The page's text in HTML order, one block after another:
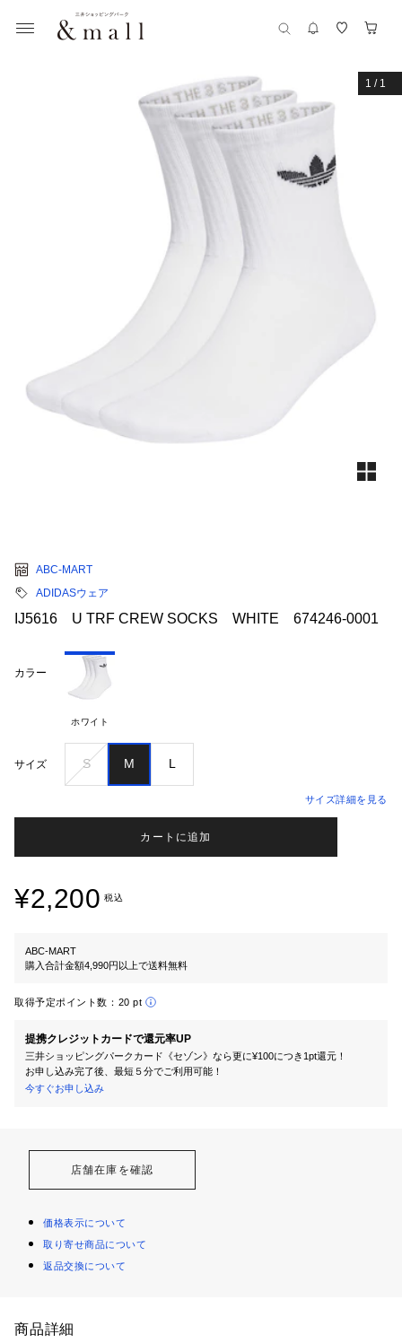
1 / 1
ABC-MART
ADIDASウェア
IJ5616 U TRF CREW SOCKS WHITE 674246-0001
カラー
ホワイト
サイズ S M L
サイズ詳細を見る
カートに追加
¥2,200 税込
ABC-MART
購入合計金額4,990円以上で送料無料
取得予定ポイント数： 20 pt
提携クレジットカードで還元率UP
三井ショッピングパークカード《セゾン》なら更に¥100につき1pt還元！
お申し込み完了後、最短５分でご利用可能！
今すぐお申し込み
店舗在庫を確認
価格表示について
取り寄せ商品について
返品交換について
商品詳細